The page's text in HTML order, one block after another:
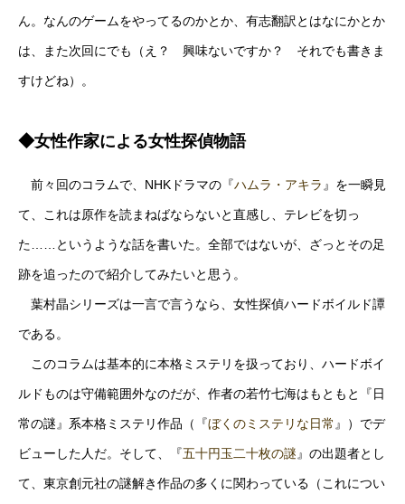
ん。なんのゲームをやってるのかとか、有志翻訳とはなにかとか
は、また次回にでも（え？ 興味ないですか？ それでも書きま
すけどね）。
◆女性作家による女性探偵物語
前々回のコラムで、NHKドラマの『ハムラ・アキラ 』を一瞬見
て、これは原作を読まねばならないと直感し、テレビを切っ
た……というような話を書いた。全部ではないが、ざっとその足
跡を追ったので紹介してみたいと思う。
葉村晶シリーズは一言で言うなら、女性探偵ハードボイルド譚
である。
このコラムは基本的に本格ミステリを扱っており、ハードボイ
ルドものは守備範囲外なのだが、作者の若竹七海はもともと『日
常の謎』系本格ミステリ作品（『ぼくのミステリな日常 』）でデ
ビューした人だ。そして、『五十円玉二十枚の謎 』の出題者とし
て、東京創元社の謎解き作品の多くに関わっている（これについ